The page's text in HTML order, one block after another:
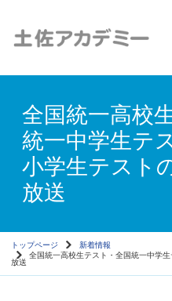
全国統一高校
統一中学生テ
小学生テスト
放送
トップページ
新着情報
全国統一高校生テスト・全国統一中学
放送